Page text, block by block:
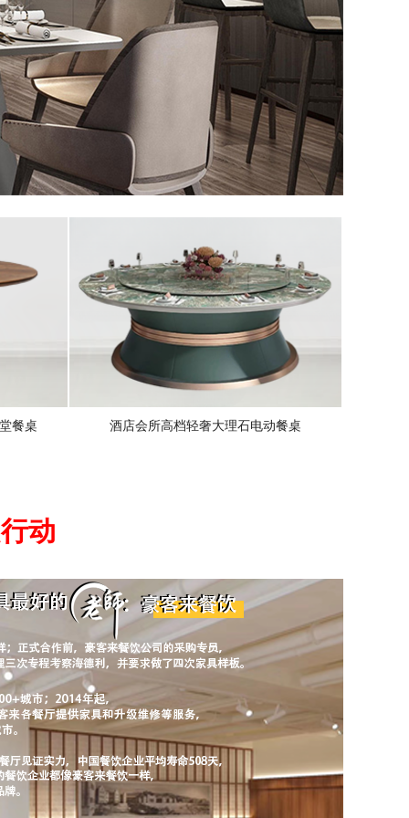
餐桌 酒店会所高档轻奢大理石电动餐桌
动